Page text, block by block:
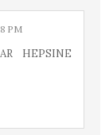
PM
HEPSINE